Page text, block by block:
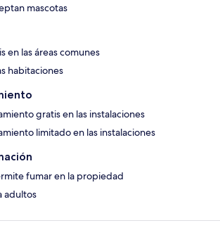
mascotas
en las áreas comunes
habitaciones
gratis en las instalaciones
limitado en las instalaciones
fumar en la propiedad
adultos